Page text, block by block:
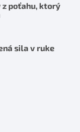
z poťahu, ktorý
sila v ruke